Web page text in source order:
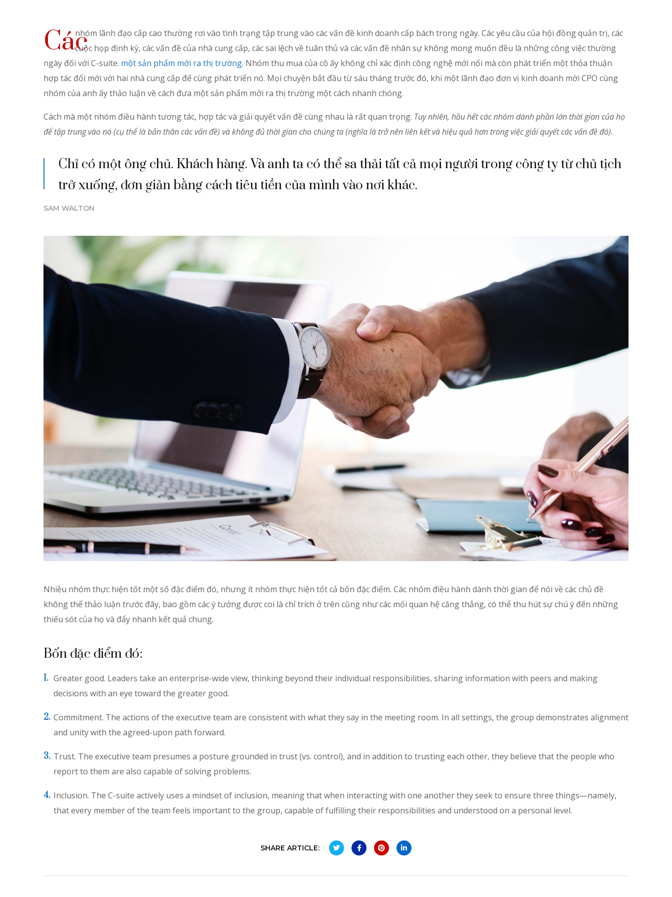
Cácnhóm lãnh đạo cấp cao thường rơi vào tình trạng tập trung vào các vấn đề kinh doanh cấp bách trong ngày. Các yêu cầu của hội đồng quản trị, các
cuộc họp định kỳ, các vấn đề của nhà cung cấp, các sai lệch về tuân thủ và các vấn đề nhân sự không mong muốn đều là những công việc thường
ngày đối với C-suite. một sản phẩm mới ra thị trường. Nhóm thu mua của cô ấy không chỉ xác định công nghệ mới nổi mà còn phát triển một thỏa thuận
hợp tác đổi mới với hai nhà cung cấp để cùng phát triển nó. Mọi chuyện bắt đầu từ sáu tháng trước đó, khi một lãnh đạo đơn vị kinh doanh mời CPO cùng
nhóm của anh ấy thảo luận về cách đưa một sản phẩm mới ra thị trường một cách nhanh chóng.
Cách mà một nhóm điều hành tương tác, hợp tác và giải quyết vấn đề cùng nhau là rất quan trọng. Tuy nhiên, hầu hết các nhóm dành phần lớn thời gian của họ
để tập trung vào nó (cụ thể là bản thân các vấn đề) và không đủ thời gian cho chúng ta (nghĩa là trở nên liên kết và hiệu quả hơn trong việc giải quyết các vấn đề đó).
Chỉ có một ông chủ. Khách hàng. Và anh ta có thể sa thải tất cả mọi người trong công ty từ chủ tịch
trở xuống, đơn giản bằng cách tiêu tiền của mình vào nơi khác.
SAM WALTON
Nhiều nhóm thực hiện tốt một số đặc điểm đó, nhưng ít nhóm thực hiện tốt cả bốn đặc điểm. Các nhóm điều hành dành thời gian để nói về các chủ đề
không thể thảo luận trước đây, bao gồm các ý tưởng được coi là chỉ trích ở trên cũng như các mối quan hệ căng thẳng, có thể thu hút sự chú ý đến những
thiếu sót của họ và đẩy nhanh kết quả chung.
Bốn đặc điểm đó:
Greater good. Leaders take an enterprise-wide view, thinking beyond their individual responsibilities, sharing information with peers and making
decisions with an eye toward the greater good.
Commitment. The actions of the executive team are consistent with what they say in the meeting room. In all settings, the group demonstrates alignment
and unity with the agreed-upon path forward.
Trust. The executive team presumes a posture grounded in trust (vs. control), and in addition to trusting each other, they believe that the people who
report to them are also capable of solving problems.
Inclusion. The C-suite actively uses a mindset of inclusion, meaning that when interacting with one another they seek to ensure three things—namely,
that every member of the team feels important to the group, capable of fulfilling their responsibilities and understood on a personal level.
SHARE ARTICLE: